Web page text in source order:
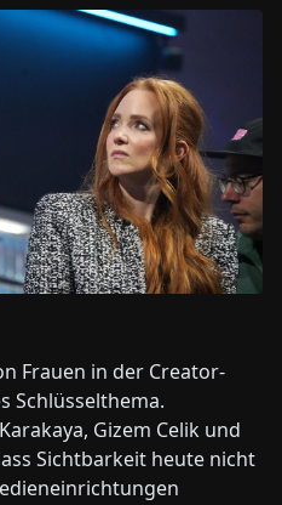
Frauen in der Creator-
Schlüsselthema.
Gizem Celik und
Sichtbarkeit heute nicht